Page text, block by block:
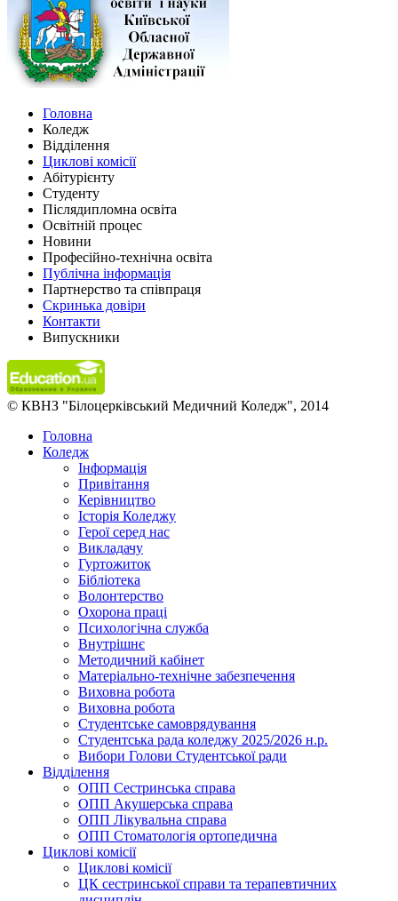
Головна
Коледж
Відділення
Циклові комісії
Абітурієнту
Студенту
Післядипломна освіта
Освітній процес
Новини
Професійно-технічна освіта
Публічна інформація
Партнерство та співпраця
Скринька довіри
Контакти
Випускники
© КВНЗ "Білоцерківський Медичний Коледж", 2014
Головна
Коледж
Інформація
Привітання
Керівництво
Історія Коледжу
Герої серед нас
Викладачу
Гуртожиток
Бібліотека
Волонтерство
Охорона праці
Психологічна служба
Внутрішнє
Методичний кабінет
Матеріально-технічне забезпечення
Виховна робота
Виховна робота
Студентське самоврядування
Студентська рада коледжу 2025/2026 н.р.
Вибори Голови Студентської ради
Відділення
ОПП Сестринська справа
ОПП Акушерська справа
ОПП Лікувальна справа
ОПП Стоматологія ортопедична
Циклові комісії
Циклові комісії
ЦК сестринської справи та терапевтичних